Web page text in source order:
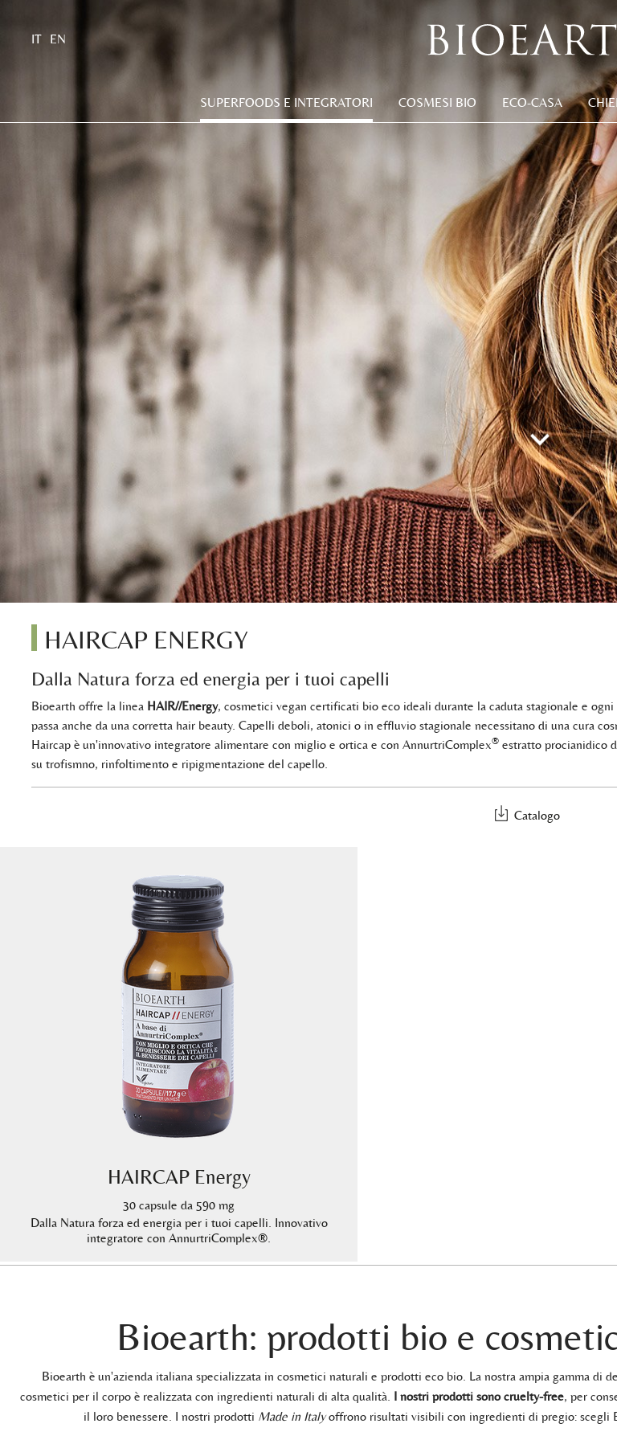
IT EN
SUPERFOODS E INTEGRATORI COSMESI BIO ECO-CASA
HAIRCAP ENERGY
Dalla Natura forza ed energia per i tuoi capelli
Bioearth offre la linea HAIR//Energy, cosmetici vegan certificati bio eco ideali durante la caduta stagionale e
passa anche da una corretta hair beauty. Capelli deboli, atonici o in effluvio stagionale necessitano di una cura
Haircap è un'innovativo integratore alimentare con miglio e ortica e con AnnurtriComplex® estratto procianidico
su trofismno, rinfoltimento e ripigmentazione del capello.
Catalogo
HAIRCAP Energy
30 capsule da 590 mg
Dalla Natura forza ed energia per i tuoi capelli. Innovativo
integratore con AnnurtriComplex®.
Bioearth: prodotti bio e
Bioearth è un'azienda italiana specializzata in cosmetici naturali e prodotti eco bio. La nostra ampia gamma di
cosmetici per il corpo è realizzata con ingredienti naturali di alta qualità. I nostri prodotti sono cruelty-free, per
il loro benessere. I nostri prodotti Made in Italyoffrono risultati visibili con ingredienti di pregio: scegli